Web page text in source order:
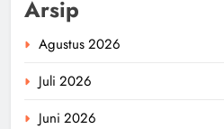
Arsip
Agustus 2026
Juli 2026
Juni 2026